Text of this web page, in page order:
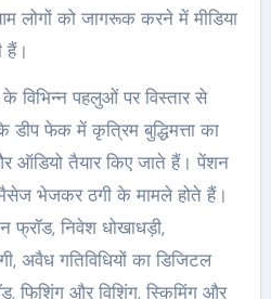
लोगों को जागरूक करने में मीडिया
हैं।
विभिन्न पहलुओं पर विस्तार से
डीप फेक में कृत्रिम बुद्धिमत्ता का
ऑडियो तैयार किए जाते हैं। पेंशन
भेजकर ठगी के मामले होते हैं।
फ्रॉड, निवेश धोखाधड़ी,
अवैध गतिविधियों का डिजिटल
फिशिंग और विशिंग, स्किमिंग और